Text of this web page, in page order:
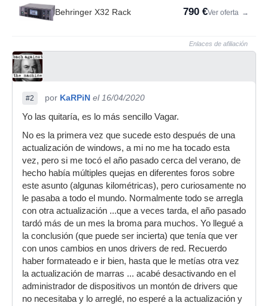
Behringer X32 Rack 790 €Ver oferta →
Enlaces de afiliación
#2 por KaRPiN el 16/04/2020
Yo las quitaría, es lo más sencillo Vagar.
No es la primera vez que sucede esto después de una
actualización de windows, a mi no me ha tocado esta
vez, pero si me tocó el año pasado cerca del verano, de
hecho había múltiples quejas en diferentes foros sobre
este asunto (algunas kilométricas), pero curiosamente no
le pasaba a todo el mundo. Normalmente todo se arregla
con otra actualización ...que a veces tarda, el año pasado
tardó más de un mes la broma para muchos. Yo llegué a
la conclusión (que puede ser incierta) que tenía que ver
con unos cambios en unos drivers de red. Recuerdo
haber formateado e ir bien, hasta que le metías otra vez
la actualización de marras ... acabé desactivando en el
administrador de dispositivos un montón de drivers que
no necesitaba y lo arreglé, no esperé a la actualización y